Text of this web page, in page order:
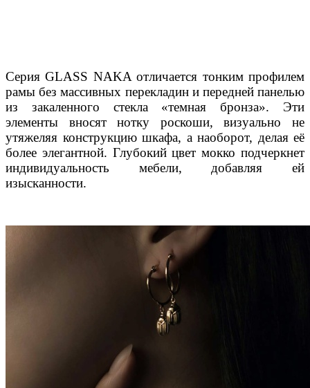
Серия GLASS NAKA отличается тонким профилем
рамы без массивных перекладин и передней панелью
из закаленного стекла «темная бронза». Эти
элементы вносят нотку роскоши, визуально не
утяжеляя конструкцию шкафа, а наоборот, делая её
более элегантной. Глубокий цвет мокко подчеркнет
индивидуальность мебели, добавляя ей
изысканности.